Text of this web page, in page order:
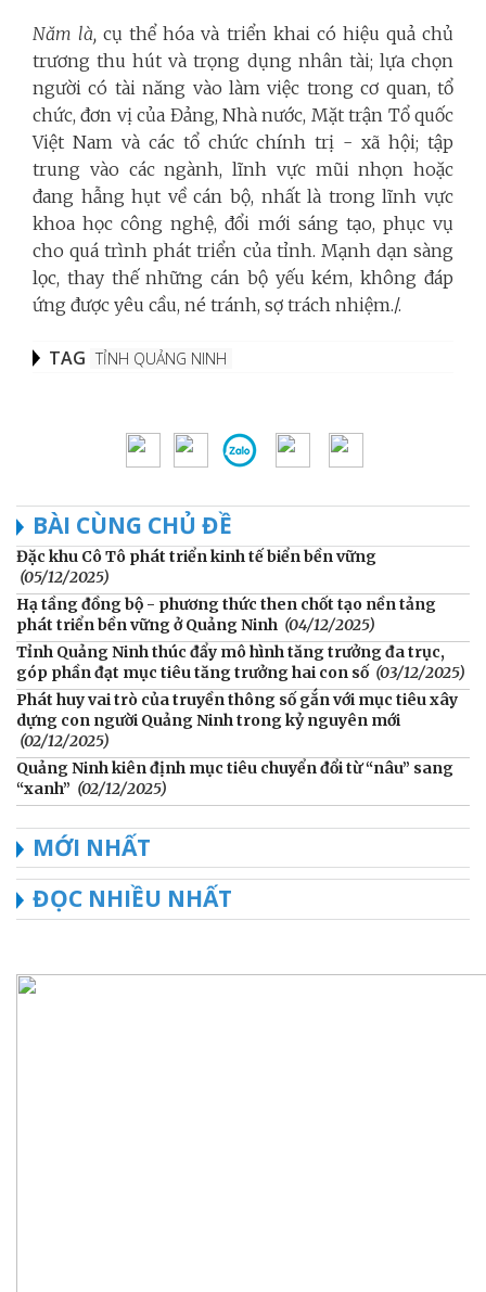
Năm là, cụ thể hóa và triển khai có hiệu quả chủ
trương thu hút và trọng dụng nhân tài; lựa chọn
người có tài năng vào làm việc trong cơ quan, tổ
chức, đơn vị của Đảng, Nhà nước, Mặt trận Tổ quốc
Việt Nam và các tổ chức chính trị - xã hội; tập
trung vào các ngành, lĩnh vực mũi nhọn hoặc
đang hẫng hụt về cán bộ, nhất là trong lĩnh vực
khoa học công nghệ, đổi mới sáng tạo, phục vụ
cho quá trình phát triển của tỉnh. Mạnh dạn sàng
lọc, thay thế những cán bộ yếu kém, không đáp
ứng được yêu cầu, né tránh, sợ trách nhiệm./.
TAG TỈNH QUẢNG NINH
BÀI CÙNG CHỦ ĐỀ
Đặc khu Cô Tô phát triển kinh tế biển bền vững
(05/12/2025)
Hạ tầng đồng bộ - phương thức then chốt tạo nền tảng
phát triển bền vững ở Quảng Ninh (04/12/2025)
Tỉnh Quảng Ninh thúc đẩy mô hình tăng trưởng đa trục,
góp phần đạt mục tiêu tăng trưởng hai con số (03/12/2025)
Phát huy vai trò của truyền thông số gắn với mục tiêu xây
dựng con người Quảng Ninh trong kỷ nguyên mới
(02/12/2025)
Quảng Ninh kiên định mục tiêu chuyển đổi từ “nâu” sang
“xanh” (02/12/2025)
MỚI NHẤT
ĐỌC NHIỀU NHẤT